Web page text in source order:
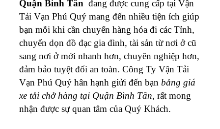
Quận Bình Tân đang được cung cấp tại Vận
Tải Vạn Phú Quý mang đến nhiều tiện ích giúp
bạn mỗi khi cần chuyển hàng hóa đi các Tỉnh,
chuyển dọn đồ đạc gia đình, tài sản từ nơi ở cũ
sang nơi ở mới nhanh hơn, chuyên nghiệp hơn,
đảm bảo tuyệt đối an toàn. Công Ty Vận Tải
Vạn Phú Quý hân hạnh giửi đến bạn bảng giá
xe tải chở hàng tại Quận Bình Tân, rất mong
nhận được sự quan tâm của Quý Khách.